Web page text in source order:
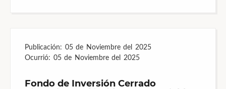
Publicación: 05 de Noviembre del 2025
Ocurrió: 05 de Noviembre del 2025
Fondo de Inversión Cerrado